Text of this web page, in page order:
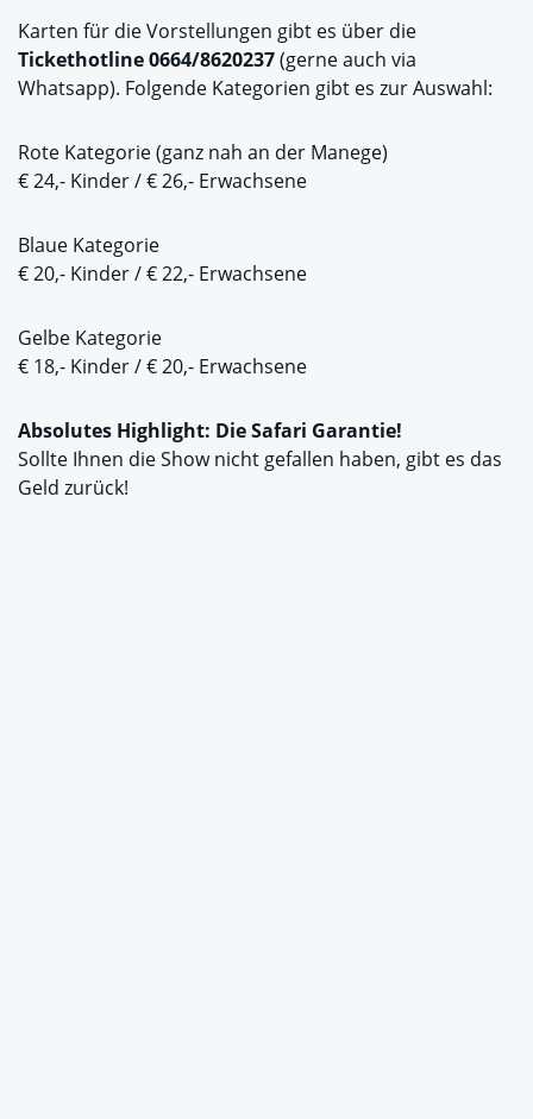
Karten für die Vorstellungen gibt es über die
Tickethotline 0664/8620237(gerne auch via
Whatsapp). Folgende Kategorien gibt es zur Auswahl:
Rote Kategorie (ganz nah an der Manege)
€ 24,- Kinder / € 26,- Erwachsene
Blaue Kategorie
€ 20,- Kinder / € 22,- Erwachsene
Gelbe Kategorie
€ 18,- Kinder / € 20,- Erwachsene
Absolutes Highlight: Die Safari Garantie!
Sollte Ihnen die Show nicht gefallen haben, gibt es das
Geld zurück!